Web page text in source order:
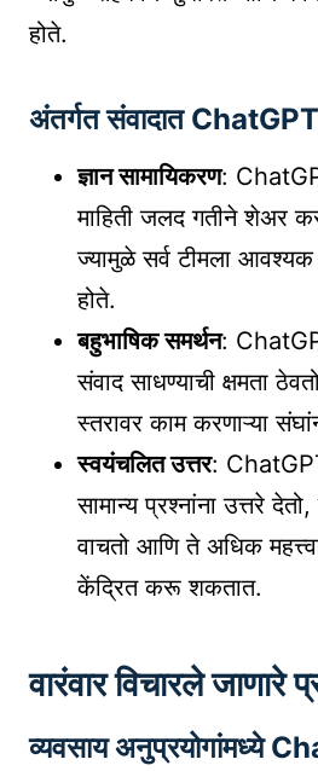
होते.
अंतर्गत संवादात
ज्ञान सामायिकरण:
माहिती जलद गतीने शेअर
ज्यामुळे सर्व टीमला आवश्यक
होते.
बहुभाषिक समर्थन:
संवाद साधण्याची क्षमता
स्तरावर काम करणाऱ्या
स्वयंचलित उत्तर:
सामान्य प्रश्नांना उत्तरे
वाचतो आणि ते अधिक
केंद्रित करू शकतात.
वारंवार विचारले
व्यवसाय अनुप्रयोगांमध्ये